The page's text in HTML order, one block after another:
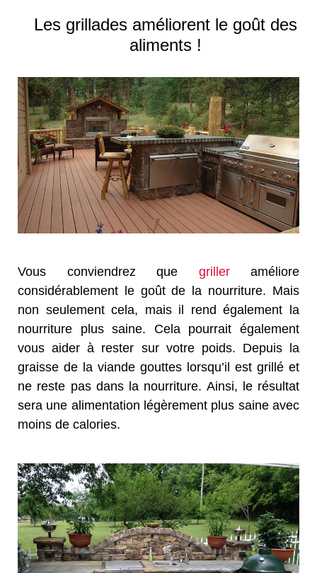
Les grillades améliorent le goût des
aliments !
Vous conviendrez que grilleraméliore
considérablement le goût de la nourriture. Mais
non seulement cela, mais il rend également la
nourriture plus saine. Cela pourrait également
vous aider à rester sur votre poids. Depuis la
graisse de la viande gouttes lorsqu’il est grillé et
ne reste pas dans la nourriture. Ainsi, le résultat
sera une alimentation légèrement plus saine avec
moins de calories.